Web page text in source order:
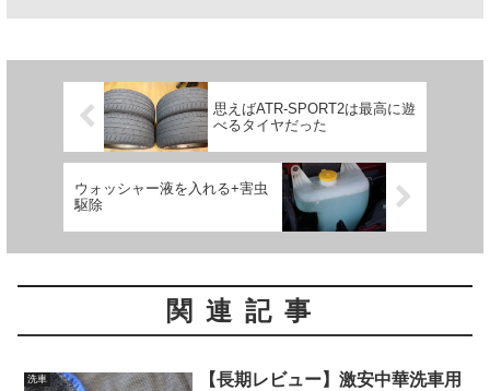
思えばATR-SPORT2は最高に遊
べるタイヤだった
ウォッシャー液を入れる+害虫
駆除
関連記事
洗車
【長期レビュー】激安中華洗車用